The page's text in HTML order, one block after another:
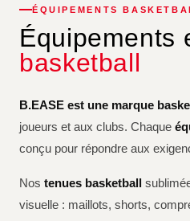
ÉQUIPEMENTS
Équipements
basketball
B.EASE est une marque
joueurs et aux clubs. Chaque
conçu pour répondre aux
Nos tenues basketball
visuelle : maillots, shorts,